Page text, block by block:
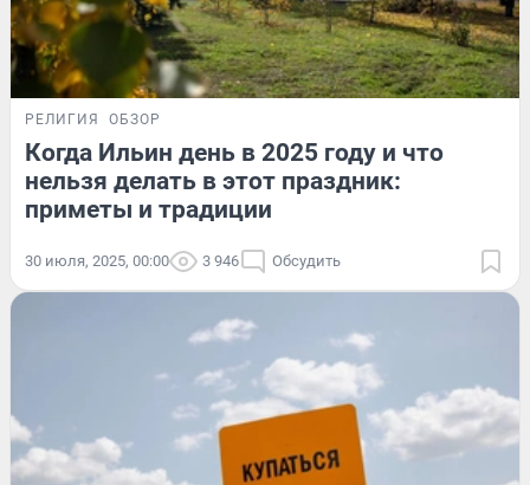
РЕЛИГИЯ ОБЗОР
Когда Ильин день в 2025 году и что
нельзя делать в этот праздник:
приметы и традиции
30 июля, 2025, 00:00 3 946 Обсудить